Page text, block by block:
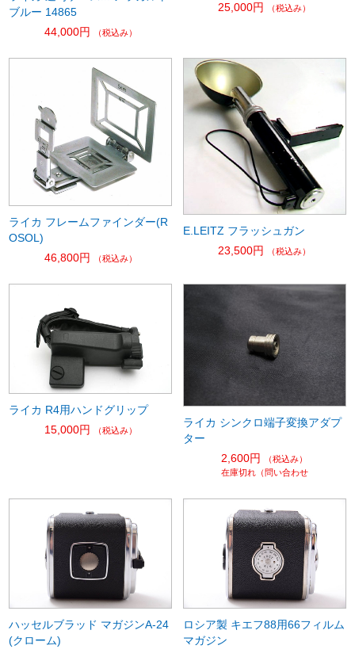
ブルー 14865
44,000円
（税込み）
25,000円
（税込み）
ライカ フレームファインダー(R
OSOL)
46,800円
（税込み）
E.LEITZ フラッシュガン
23,500円
（税込み）
ライカ R4用ハンドグリップ
15,000円
（税込み）
ライカ シンクロ端子変換アダプ
ター
2,600円
（税込み）
在庫切れ（問い合わせ
ハッセルブラッド マガジンA-24
(クローム)
ロシア製 キエフ88用66フィルム
マガジン